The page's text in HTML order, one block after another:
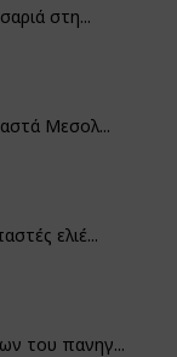
στη...
Μεσολ...
ελιέ...
του πανηγ...